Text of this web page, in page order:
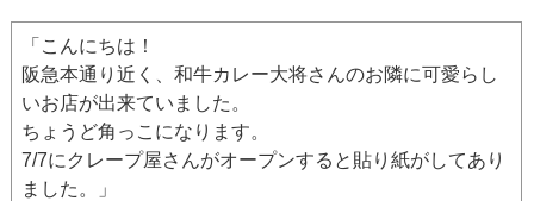
「こんにちは！
阪急本通り近く、和牛カレー大将さんのお隣に可愛らし
いお店が出来ていました。
ちょうど角っこになります。
7/7にクレープ屋さんがオープンすると貼り紙がしてあり
ました。」